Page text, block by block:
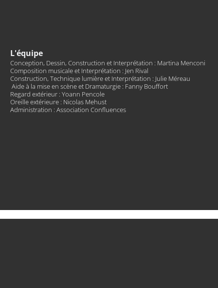
L'équipe
Conception, Dessin, Construction et Interprétation : Martina Menconi
Composition musicale et Interprétation : Jen Rival
Construction, Technique lumière et Interprétation : Julie Méreau
Aide à la mise en scène et Dramaturgie : Fanny Bouffort
Regard extérieur : Yoann Pencole
Oreille extérieure : Nicolas Mehust
Administration : Association Confluences